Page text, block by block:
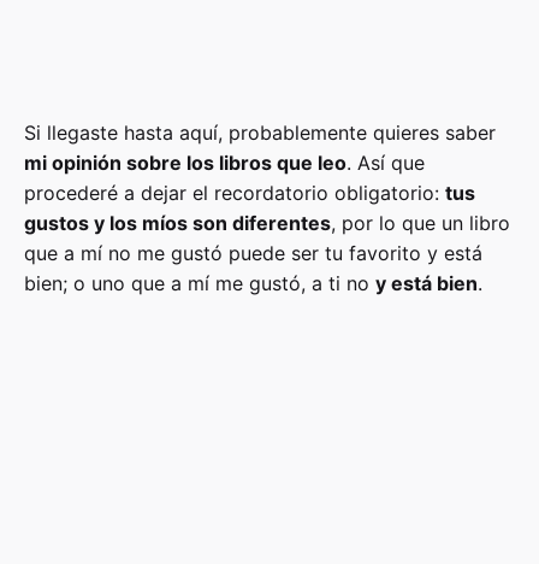
Si llegaste hasta aquí, probablemente quieres saber
mi opinión sobre los libros que leo. Así que
procederé a dejar el recordatorio obligatorio: tus
gustos y los míos son diferentes, por lo que un libro
que a mí no me gustó puede ser tu favorito y está
bien; o uno que a mí me gustó, a ti no y está bien.